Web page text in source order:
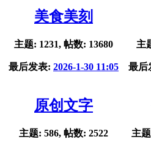
美食美刻
主题: 1231, 帖数: 13680
最后发表: 2026-1-30 11:05
主
最后
原创文字
主题: 586, 帖数: 2522 主